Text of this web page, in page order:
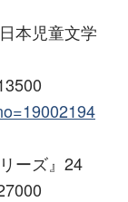
本児童文学
ーズ』24